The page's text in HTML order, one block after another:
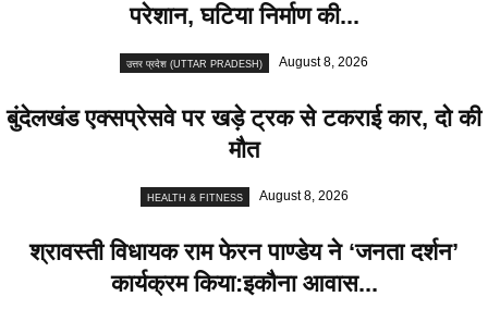
परेशान, घटिया निर्माण की...
उत्तर प्रदेश (UTTAR PRADESH) August 8, 2026
बुंदेलखंड एक्सप्रेसवे पर खड़े ट्रक से टकराई कार, दो की
मौत
HEALTH & FITNESS August 8, 2026
श्रावस्ती विधायक राम फेरन पाण्डेय ने ‘जनता दर्शन’
कार्यक्रम किया:इकौना आवास...